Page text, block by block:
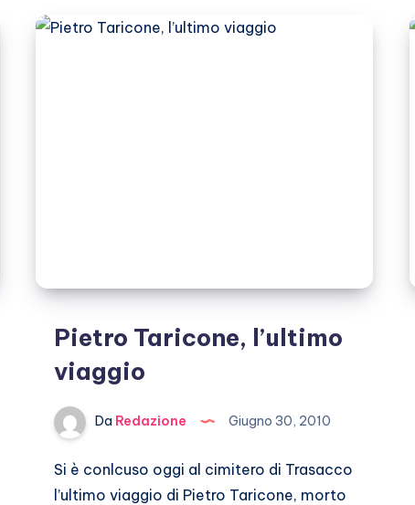
tra
Pietro Taricone, l’ultimo
viaggio
Da Redazione Giugno 30, 2010
Si è conlcuso oggi al cimitero di Trasacco
l’ultimo viaggio di Pietro Taricone, morto